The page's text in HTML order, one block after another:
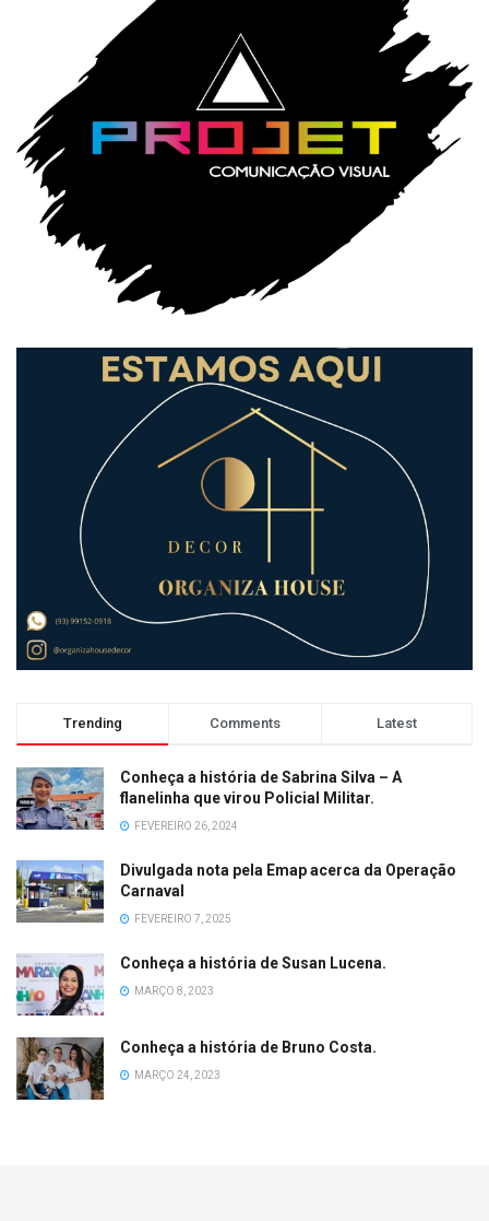
Trending Comments Latest
Conheça a história de Sabrina Silva – A
flanelinha que virou Policial Militar.
FEVEREIRO 26, 2024
Divulgada nota pela Emap acerca da Operação
Carnaval
FEVEREIRO 7, 2025
Conheça a história de Susan Lucena.
MARÇO 8, 2023
Conheça a história de Bruno Costa.
MARÇO 24, 2023